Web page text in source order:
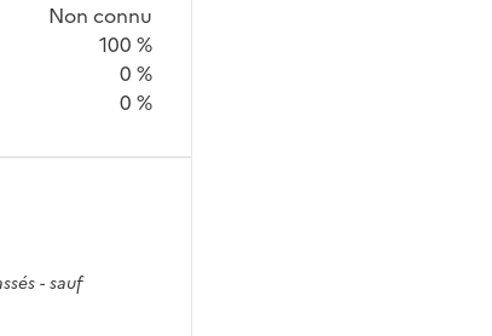
Non connu
100 %
0 %
0 %
- sauf